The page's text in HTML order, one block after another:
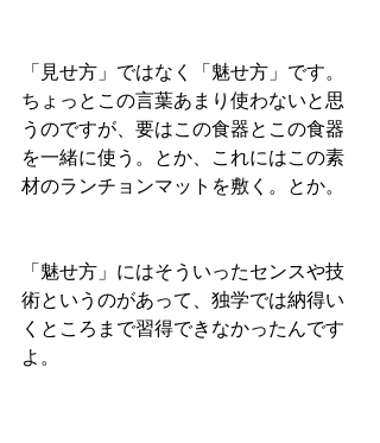
「見せ方」ではなく「魅せ方」です。
ちょっとこの言葉あまり使わないと思
うのですが、要はこの食器とこの食器
を一緒に使う。とか、これにはこの素
材のランチョンマットを敷く。とか。
「魅せ方」にはそういったセンスや技
術というのがあって、独学では納得い
くところまで習得できなかったんです
よ。